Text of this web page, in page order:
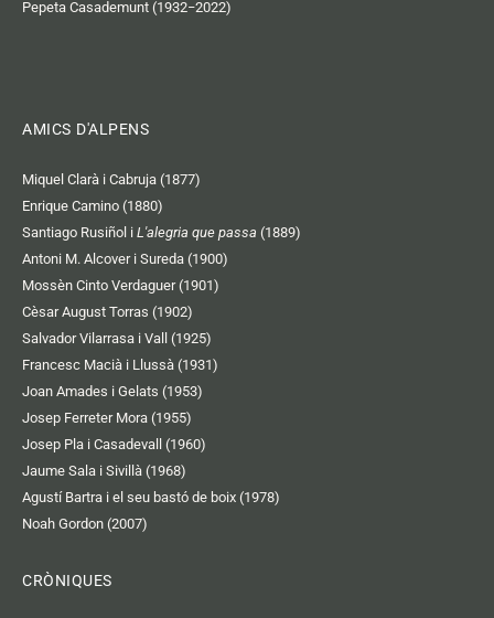
Pepeta Casademunt (1932−2022)
AMICS D'ALPENS
Miquel Clarà i Cabruja (1877)
Enrique Camino (1880)
Santiago Rusiñol i L'alegria que passa (1889)
Antoni M. Alcover i Sureda (1900)
Mossèn Cinto Verdaguer (1901)
Cèsar August Torras (1902)
Salvador Vilarrasa i Vall (1925)
Francesc Macià i Llussà (1931)
Joan Amades i Gelats (1953)
Josep Ferreter Mora (1955)
Josep Pla i Casadevall (1960)
Jaume Sala i Sivillà (1968)
Agustí Bartra i el seu bastó de boix (1978)
Noah Gordon (2007)
CRÒNIQUES